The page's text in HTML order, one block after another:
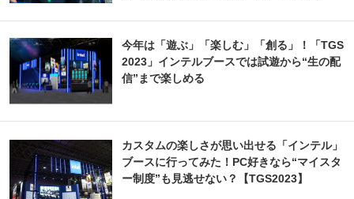
今年は「遊ぶ」「楽しむ」「創る」！「TGS
2023」インテルブースでは試遊から“生の配
信”まで楽しめる
カスタムの楽しさが思い出せる「インテル」
ブースに行ってみた！PC好きなら“マイスタ
ー制度”も見逃せない？【TGS2023】